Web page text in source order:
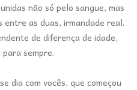
não só pelo sangue, mas
as duas, irmandade real.
de diferença de idade,
sempre.
dia com vocês, que começou